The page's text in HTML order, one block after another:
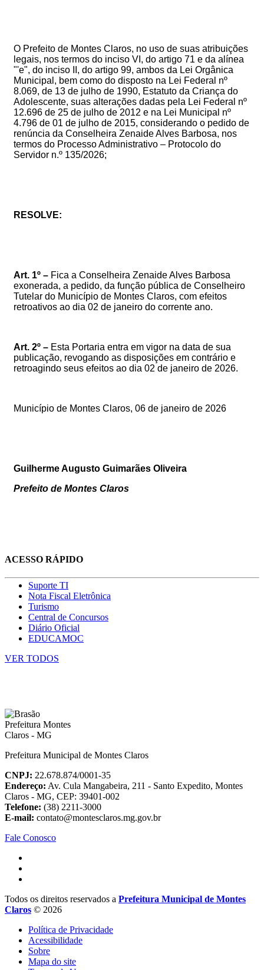
O Prefeito de Montes Claros, no uso de suas atribuições
legais, nos termos do inciso VI, do artigo 71 e da alínea
"'e", do inciso II, do artigo 99, ambos da Lei Orgânica
Municipal, bem como do disposto na Lei Federal nº
8.069, de 13 de julho de 1990, Estatuto da Criança do
Adolescente, suas alterações dadas pela Lei Federal nº
12.696 de 25 de julho de 2012 e na Lei Municipal nº
4.796 de 01 de julho de 2015, considerando o pedido de
renúncia da Conselheira Zenaide Alves Barbosa, nos
termos do Processo Administrativo – Protocolo do
Servidor n.º 135/2026;
RESOLVE:
Art. 1º – Fica a Conselheira Zenaide Alves Barbosa
exonerada, a pedido, da função pública de Conselheiro
Tutelar do Município de Montes Claros, com efeitos
retroativos ao dia 02 de janeiro do corrente ano.
Art. 2º – Esta Portaria entra em vigor na data de sua
publicação, revogando as disposições em contrário e
retroagindo seus efeitos ao dia 02 de janeiro de 2026.
Município de Montes Claros, 06 de janeiro de 2026
Guilherme Augusto Guimarães Oliveira
Prefeito de Montes Claros
ACESSO RÁPIDO
Suporte TI
Nota Fiscal Eletrônica
Turismo
Central de Concursos
Diário Oficial
EDUCAMOC
VER TODOS
Prefeitura Municipal de Montes Claros
CNPJ: 22.678.874/0001-35
Endereço: Av. Cula Mangabeira, 211 - Santo Expedito, Montes
Claros - MG, CEP: 39401-002
Telefone: (38) 2211-3000
E-mail: contato@montesclaros.mg.gov.br
Fale Conosco
Todos os direitos reservados a Prefeitura Municipal de Montes
Claros © 2026
Política de Privacidade
Acessibilidade
Sobre
Mapa do site